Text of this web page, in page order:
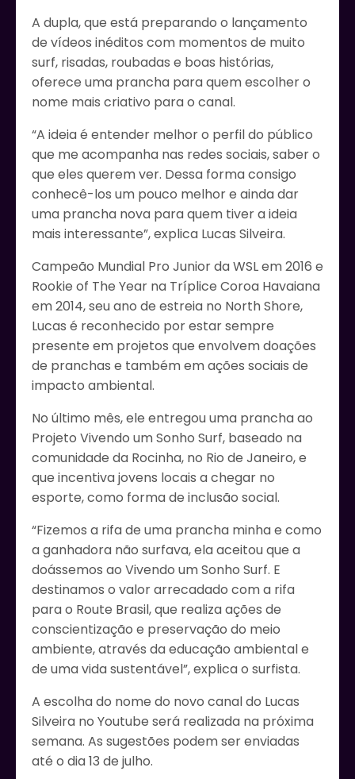
A dupla, que está preparando o lançamento
de vídeos inéditos com momentos de muito
surf, risadas, roubadas e boas histórias,
oferece uma prancha para quem escolher o
nome mais criativo para o canal.
“A ideia é entender melhor o perfil do público
que me acompanha nas redes sociais, saber o
que eles querem ver. Dessa forma consigo
conhecê-los um pouco melhor e ainda dar
uma prancha nova para quem tiver a ideia
mais interessante”, explica Lucas Silveira.
Campeão Mundial Pro Junior da WSL em 2016 e
Rookie of The Year na Tríplice Coroa Havaiana
em 2014, seu ano de estreia no North Shore,
Lucas é reconhecido por estar sempre
presente em projetos que envolvem doações
de pranchas e também em ações sociais de
impacto ambiental.
No último mês, ele entregou uma prancha ao
Projeto Vivendo um Sonho Surf, baseado na
comunidade da Rocinha, no Rio de Janeiro, e
que incentiva jovens locais a chegar no
esporte, como forma de inclusão social.
“Fizemos a rifa de uma prancha minha e como
a ganhadora não surfava, ela aceitou que a
doássemos ao Vivendo um Sonho Surf. E
destinamos o valor arrecadado com a rifa
para o Route Brasil, que realiza ações de
conscientização e preservação do meio
ambiente, através da educação ambiental e
de uma vida sustentável”, explica o surfista.
A escolha do nome do novo canal do Lucas
Silveira no Youtube será realizada na próxima
semana. As sugestões podem ser enviadas
até o dia 13 de julho.